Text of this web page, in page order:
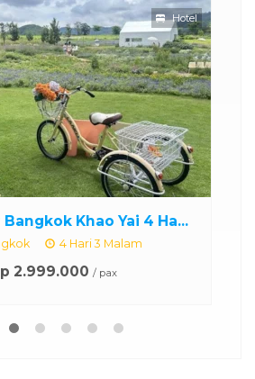
Khao Yai 4 Ha...
4 Hari 3 Malam
2.999.000 / pax
Hotel